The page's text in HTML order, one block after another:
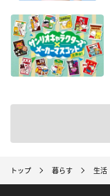
トップ 暮らす 生活